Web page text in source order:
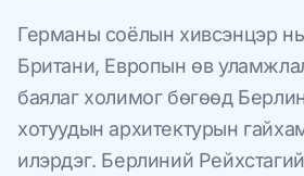
Германы соёлын хивсэнцэр
Британи, Европын өв
баялаг холимог бөгөөд
хотуудын архитектурын
илэрдэг. Берлиний